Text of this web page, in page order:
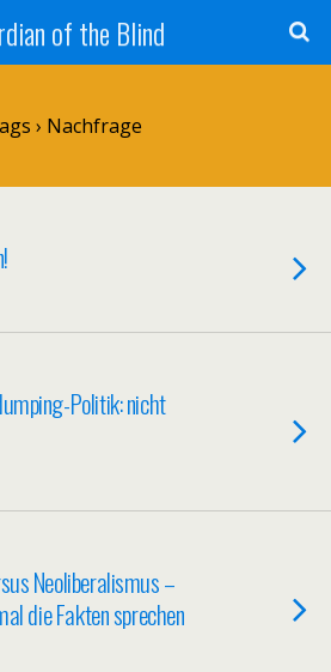
of the Blind
› Nachfrage
Politik: nicht
Neoliberalismus –
die Fakten sprechen